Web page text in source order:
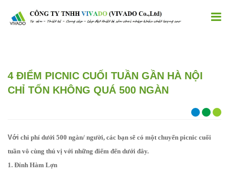
4 ĐIỂM PICNIC CUỐI TUẦN GẦN HÀ NỘI
CHỈ TỐN KHÔNG QUÁ 500 NGÀN
Với chi phí dưới 500 ngàn/ người, các bạn sẽ có một chuyến picnic cuối
tuần vô cùng thú vị với những điểm đến dưới đây.
1. Đỉnh Hàm Lợn